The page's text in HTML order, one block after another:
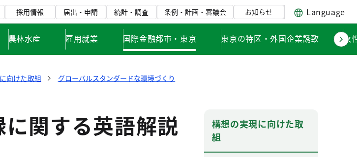
採用情報 届出・申請 統計・調査 条例・計画・審議会 お知らせ Language
農林水産 雇用就業 国際金融都市・東京 東京の特区・外国企業誘致 女
向けた取組
グローバルスタンダードな環境づくり
関する英語解説
構想の実現に向けた取
組